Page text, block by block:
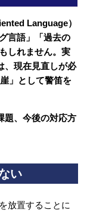
Language）
言語」「過去の
しれません。実
、現在見直しが必
」として警笛を
題、今後の対応方
い
放置することに